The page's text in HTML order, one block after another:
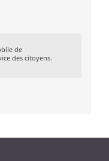
de
des citoyens.